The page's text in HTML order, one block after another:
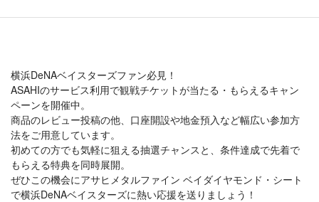
横浜DeNAベイスターズファン必見！
ASAHIのサービス利用で観戦チケットが当たる・もらえるキャン
ペーンを開催中。
商品のレビュー投稿の他、口座開設や地金預入など幅広い参加方
法をご用意しています。
初めての方でも気軽に狙える抽選チャンスと、条件達成で先着で
もらえる特典を同時展開。
ぜひこの機会にアサヒメタルファイン ベイダイヤモンド・シート
で横浜DeNAベイスターズに熱い応援を送りましょう！